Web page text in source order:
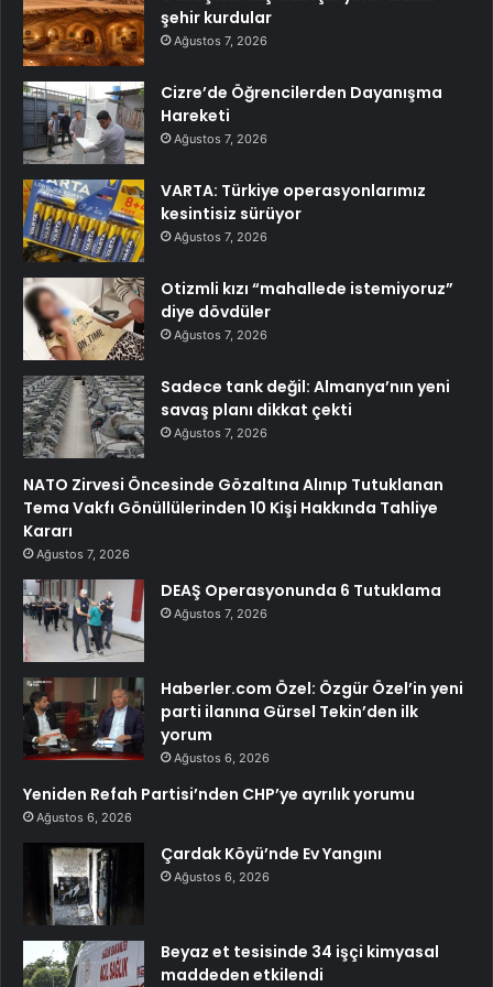
şehir kurdular
Ağustos 7, 2026
Cizre’de Öğrencilerden Dayanışma
Hareketi
Ağustos 7, 2026
VARTA: Türkiye operasyonlarımız
kesintisiz sürüyor
Ağustos 7, 2026
Otizmli kızı “mahallede istemiyoruz”
diye dövdüler
Ağustos 7, 2026
Sadece tank değil: Almanya’nın yeni
savaş planı dikkat çekti
Ağustos 7, 2026
NATO Zirvesi Öncesinde Gözaltına Alınıp Tutuklanan
Tema Vakfı Gönüllülerinden 10 Kişi Hakkında Tahliye
Kararı
Ağustos 7, 2026
DEAŞ Operasyonunda 6 Tutuklama
Ağustos 7, 2026
Haberler.com Özel: Özgür Özel’in yeni
parti ilanına Gürsel Tekin’den ilk
yorum
Ağustos 6, 2026
Yeniden Refah Partisi’nden CHP’ye ayrılık yorumu
Ağustos 6, 2026
Çardak Köyü’nde Ev Yangını
Ağustos 6, 2026
Beyaz et tesisinde 34 işçi kimyasal
maddeden etkilendi